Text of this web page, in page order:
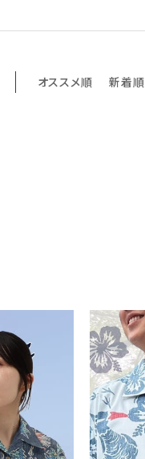
オススメ順 新着順